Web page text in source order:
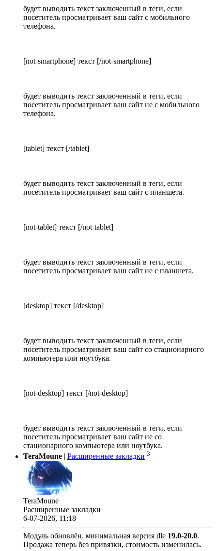
будет выводить текст заключенный в теги, если
посетитель просматривает ваш сайт с мобильного
телефона.
[not-smartphone] текст [/not-smartphone]
будет выводить текст заключенный в теги, если
посетитель просматривает ваш сайт не с мобильного
телефона.
[tablet] текст [/tablet]
будет выводить текст заключенный в теги, если
посетитель просматривает ваш сайт с планшета.
[not-tablet] текст [/not-tablet]
будет выводить текст заключенный в теги, если
посетитель просматривает ваш сайт не с планшета.
[desktop] текст [/desktop]
будет выводить текст заключенный в теги, если
посетитель просматривает ваш сайт со стационарного
компьютера или ноутбука.
[not-desktop] текст [/not-desktop]
будет выводить текст заключенный в теги, если
посетитель просматривает ваш сайт не со
стационарного компьютера или ноутбука.
TeraMoune | Расширенные закладки 3
TeraMoune
Расширенные закладки
6-07-2026, 11:18
Модуль обновлён, минимальная версия dle 19.0-20.0.
Продажа теперь без привязки, стоимость изменилась.